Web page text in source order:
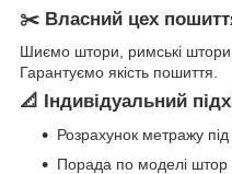
✂️ Власний цех
Шиємо штори, римські
Гарантуємо якість пошиття.
📐 Індивідуальний
Розрахунок метражу
Порада по моделі штор